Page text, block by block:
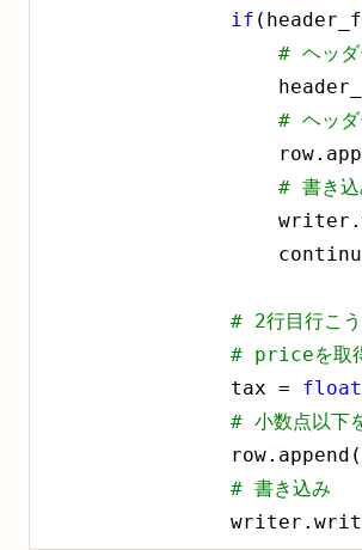
if
# ヘッダ
# ヘッダ
# 書き込
# 2行目行こ
# priceを取得
                tax =
float
# 小数点以下
                row.append(
# 書き込み